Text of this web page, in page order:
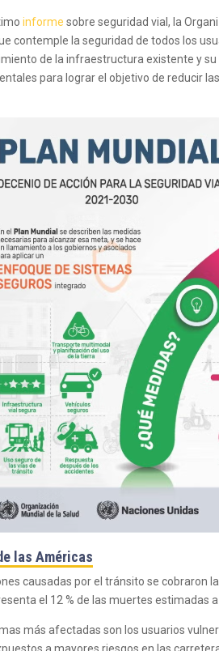
informe sobre seguridad vial, la
contemple la seguridad de todos los
de la infraestructura existente y
para lograr el objetivo de reducir
las Américas
causadas por el tránsito se cobraron
el 12 % de las muertes estimadas a
más afectadas son los usuarios
a mayores riesgos en las